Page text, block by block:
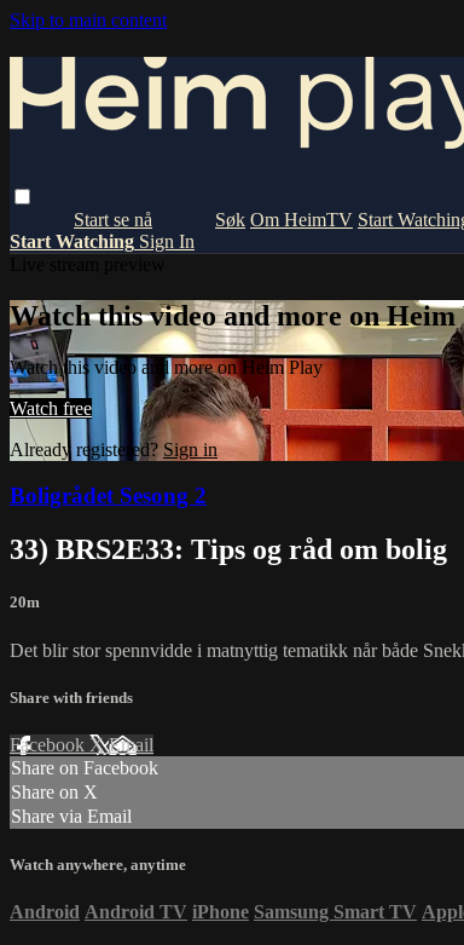
Skip to main content
Om HeimTV Start
Start Watching Sign In
Watch this video and more on Heim
Watch this video and more on Heim Play
Watch free
Already registered? Sign in
Boligrådet Sesong 2
33) BRS2E33: Tips og råd om bolig
20m
Det blir stor spennvidde i matnyttig tematikk når både
Share with friends
Facebook XEmail
Share on Facebook
Share on X
Share via Email
Watch anywhere, anytime
Android Android TV iPhone Samsung Smart TV